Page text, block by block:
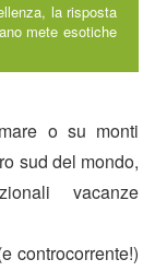
la risposta
mete esotiche
o su monti
sud del mondo,
vacanze
controcorrente!)